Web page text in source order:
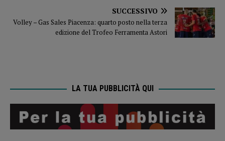
SUCCESSIVO
Volley – Gas Sales Piacenza: quarto posto nella terza
edizione del Trofeo Ferramenta Astori
LA TUA PUBBLICITÀ QUI